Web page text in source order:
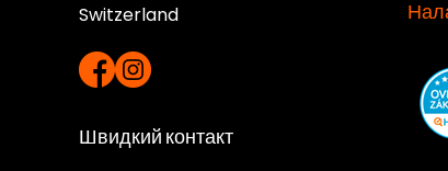
Switzerland
Швидкий контакт